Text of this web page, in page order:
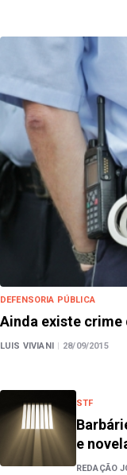
DEFENSORIA PÚBLICA
Ainda existe crime
LUIS VIVIANI 28/09/2015
STF
e
REDAÇÃO